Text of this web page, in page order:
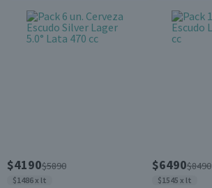
$4190$5890
$1486 x lt
$6490$8490
$1545 x lt